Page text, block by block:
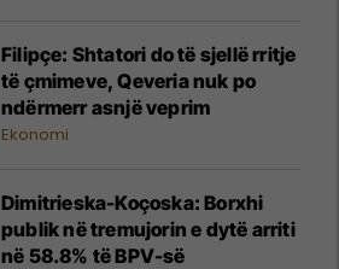
Filipçe: Shtatori do të sjellë rritje
të çmimeve, Qeveria nuk po
ndërmerr asnjë veprim
Ekonomi
Dimitrieska-Koçoska: Borxhi
publik në tremujorin e dytë arriti
në 58.8% të BPV-së